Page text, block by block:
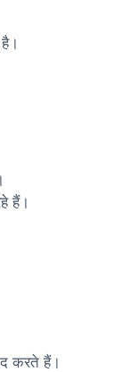
हैं।
करते हैं।